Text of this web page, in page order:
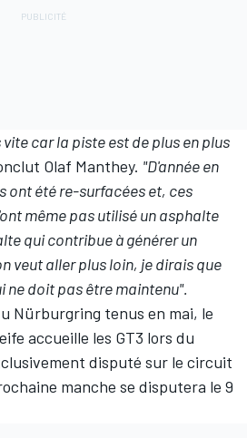
car la piste est de plus en plus
Olaf Manthey. "D'année en
ont été re-surfacées et, ces
même pas utilisé un asphalte
qui contribue à générer un
veut aller plus loin, je dirais que
ne doit pas être maintenu".
Nürburgring tenus en mai, le
accueille les GT3 lors du
disputé sur le circuit
manche se disputera le 9